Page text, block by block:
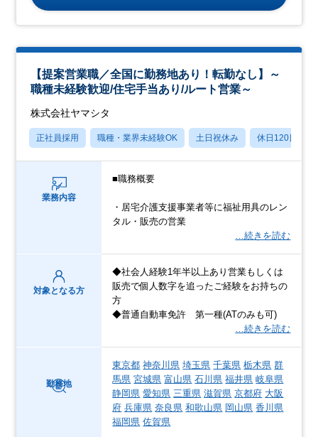
【提案営業職／全国に勤務地あり！転勤なし】～
職種未経験歓迎/住宅手当あり/ルート営業～
株式会社ヤマシタ
正社員採用 職種・業界未経験OK 土日祝休み 休日120日以上
業務内容
■職務概要
・居宅介護支援事業者等に福祉用具のレン
タル・販売の営業
…続きを読む
対象となる方
◆社会人経験1年半以上あり営業もしくは
販売で個人数字を追ったご経験をお持ちの
方
◆普通自動車免許 第一種(ATのみも可)
…続きを読む
勤務地
東京都 神奈川県 埼玉県 千葉県 栃木県 群
馬県 宮城県 富山県 石川県 福井県 岐阜県
静岡県 愛知県 三重県 滋賀県 京都府 大阪
府 兵庫県 奈良県 和歌山県 岡山県 香川県
福岡県 佐賀県